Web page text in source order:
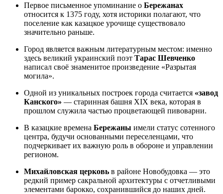
Первое письменное упоминание о Бережанах
относится к 1375 году, хотя историки полагают, что
поселение как казацкое урочище существовало
значительно раньше.
Город является важным литературным местом: именно
здесь великий украинский поэт Тарас Шевченко
написал своё знаменитое произведение «Разрытая
могила».
Одной из уникальных построек города считается «завод
Канского» — старинная башня XIX века, которая в
прошлом служила частью процветающей пивоварни.
В казацкие времена Бережаны имели статус сотенного
центра, будучи основанными переселенцами, что
подчеркивает их важную роль в обороне и управлении
регионом.
Михайловская церковь в районе Новобудовка — это
редкий пример сакральной архитектуры с отчетливыми
элементами барокко, сохранившийся до наших дней.